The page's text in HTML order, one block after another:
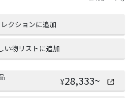
クションに追加
い物リストに追加
¥28,333~